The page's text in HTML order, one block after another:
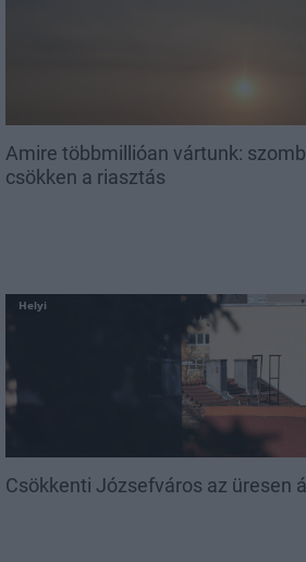
Amire többmillióan vártunk:
csökken a riasztás
Helyi
Csökkenti Józsefváros az üresen